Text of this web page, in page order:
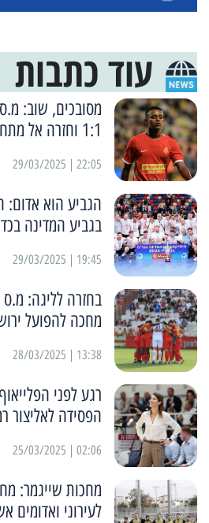
עוד כתבות
מסובכים, שוב:
1:1 וחזרה אל מתחת לקו האדום
22:05 | 29/03/2025
הגביע הוא אדום:
בגביע המדינה
19:45 | 29/03/2025
בחזרה לליגה:
מחכה להפועל
13:38 | 28/03/2025
רגע לפני
הפסידה לאליצור
02:06 | 25/03/2025
מחכות שייגמר:
לעירוני ואדומים